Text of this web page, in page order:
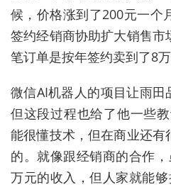
候，价格涨到了200元一个
签约经销商协助扩大销售
笔订单是按年签约卖到了8
微信AI机器人的项目让雨田
但这段过程也给了他一些
能很懂技术，但在商业还
的。就像跟经销商的合作
万元的收入，但人家就能